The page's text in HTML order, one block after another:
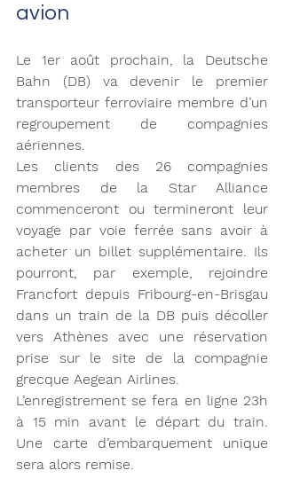
avion
Le 1er août prochain, la Deutsche
Bahn (DB) va devenir le premier
transporteur ferroviaire membre d’un
regroupement de compagnies
aériennes.
Les clients des 26 compagnies
membres de la Star Alliance
commenceront ou termineront leur
voyage par voie ferrée sans avoir à
acheter un billet supplémentaire. Ils
pourront, par exemple, rejoindre
Francfort depuis Fribourg-en-Brisgau
dans un train de la DB puis décoller
vers Athènes avec une réservation
prise sur le site de la compagnie
grecque Aegean Airlines.
L’enregistrement se fera en ligne 23h
à 15 min avant le départ du train.
Une carte d’embarquement unique
sera alors remise.